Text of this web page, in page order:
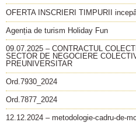
OFERTA INSCRIERI TIMPURII
Agenția de turism Holiday Fun
09.07.2025 – CONTRACTUL
SECTOR DE NEGOCIERE
PREUNIVERSITAR
Ord.7930_2024
Ord.7877_2024
12.12.2024 – metodologie-cadru-de-